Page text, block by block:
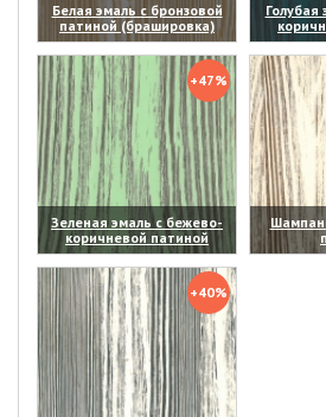
Белая эмаль с бронзовой
патиной (брашировка)
(увеличить)
Голубая
+47%
Зеленая эмаль с бежево-
коричневой патиной
(увеличить)
+40%